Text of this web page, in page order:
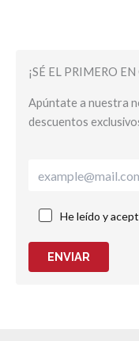
¡SÉ EL PRIMERO
Apúntate a nuestra
descuentos
He leído y
ENVIAR